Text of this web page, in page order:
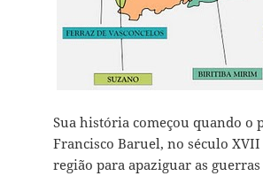
Sua história começou quando o
Francisco Baruel, no século XVII
região para apaziguar as